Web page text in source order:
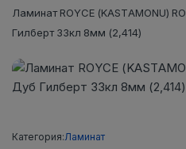
Ламинат ROYCE (KASTAMONU)
Гилберт 33кл 8мм (2,414)
Категория:Ламинат